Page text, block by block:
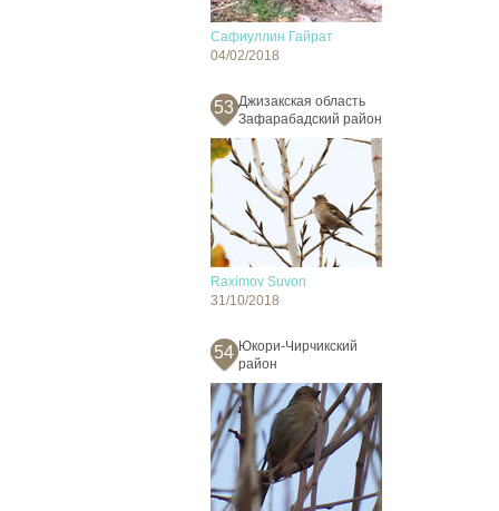
Сафиуллин Гайрат
04/02/2018
53 Джизакская область
Зафарабадский район
Raximov Suvon
31/10/2018
54 Юкори-Чирчикский
район